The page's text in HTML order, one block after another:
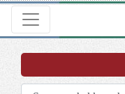
Toggle navigation